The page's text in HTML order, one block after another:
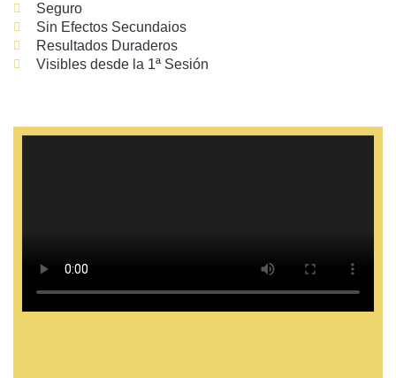
Seguro
Sin Efectos Secundaios
Resultados Duraderos
Visibles desde la 1ª Sesión